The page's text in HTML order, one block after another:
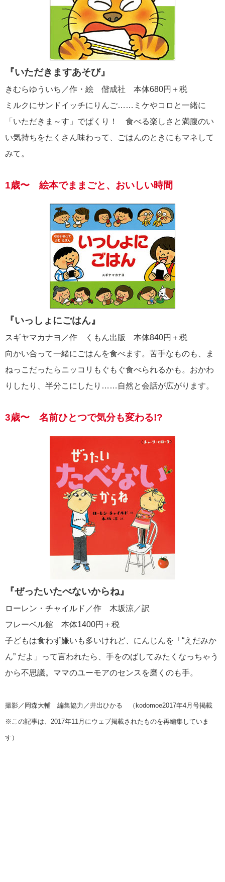
『いただきますあそび』
きむらゆういち／作・絵 偕成社 本体680円＋税
ミルクにサンドイッチにりんご……ミケやコロと一緒に
「いただきま～す」でぱくり！ 食べる楽しさと満腹のい
い気持ちをたくさん味わって、ごはんのときにもマネして
みて。
1歳〜 絵本でままごと、おいしい時間
『いっしょにごはん』
スギヤマカナヨ／作 くもん出版 本体840円＋税
向かい合って一緒にごはんを食べます。苦手なものも、ま
ねっこだったらニッコリもぐもぐ食べられるかも。おかわ
りしたり、半分こにしたり……自然と会話が広がります。
3歳〜 名前ひとつで気分も変わる!?
『ぜったいたべないからね』
ローレン・チャイルド／作 木坂涼／訳
フレーベル館 本体1400円＋税
子どもは食わず嫌いも多いけれど、にんじんを「“えだみか
ん” だよ」って言われたら、手をのばしてみたくなっちゃう
から不思議。ママのユーモアのセンスを磨くのも手。
撮影／岡森大輔 編集協力／井出ひかる （kodomoe2017年4月号掲載
※この記事は、2017年11月にウェブ掲載されたものを再編集していま
す）